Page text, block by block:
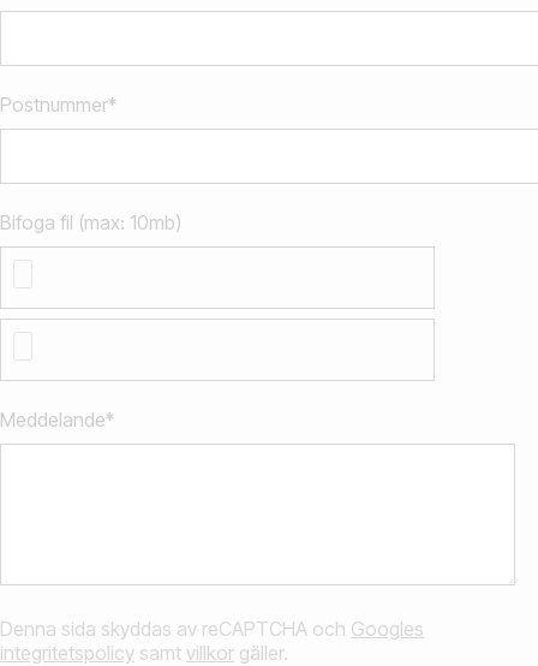
Postnummer*
Bifoga fil (max: 10mb)
Meddelande*
Denna sida skyddas av reCAPTCHA och Googles
integritetspolicy samt villkor gäller.